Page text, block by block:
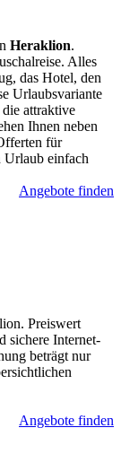
Heraklion.
Alles
das Hotel, den
Urlaubsvariante
die attraktive
Ihnen neben
für
Urlaub einfach
Angebote finden
Preiswert
sichere Internet-
beträgt nur
Angebote finden